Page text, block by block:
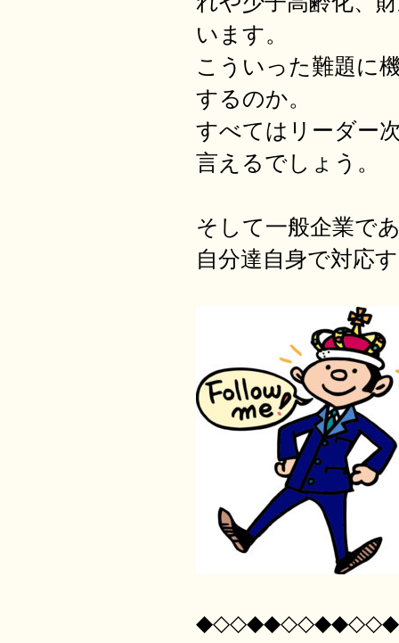
います。
こういった難題に
するのか。
すべてはリーダー
言えるでしょう。
そして一般企業で
自分達自身で対応